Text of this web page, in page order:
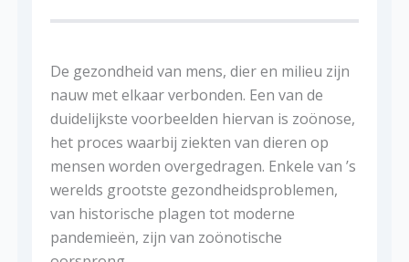
De gezondheid van mens, dier en milieu zijn
nauw met elkaar verbonden. Een van de
duidelijkste voorbeelden hiervan is zoönose,
het proces waarbij ziekten van dieren op
mensen worden overgedragen. Enkele van ’s
werelds grootste gezondheidsproblemen,
van historische plagen tot moderne
pandemieën, zijn van zoönotische